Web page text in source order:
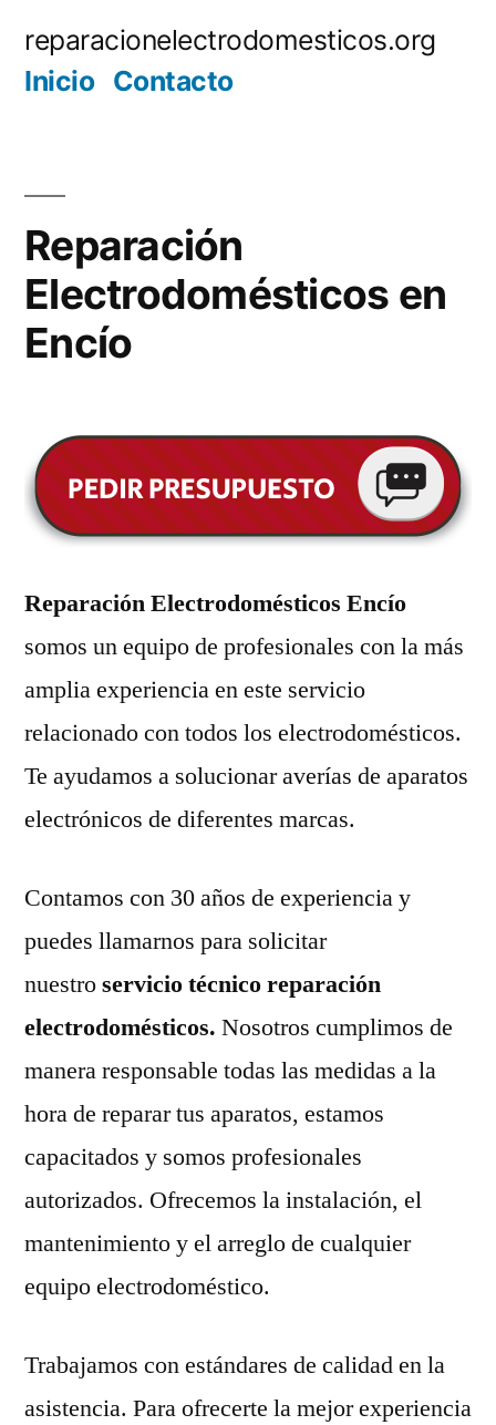
reparacionelectrodomesticos.org
Inicio Contacto
Reparación
Electrodomésticos en
Encío
Reparación Electrodomésticos Encío
somos un equipo de profesionales con la más
amplia experiencia en este servicio
relacionado con todos los electrodomésticos.
Te ayudamos a solucionar averías de aparatos
electrónicos de diferentes marcas.
Contamos con 30 años de experiencia y
puedes llamarnos para solicitar
nuestroservicio técnico reparación
electrodomésticos. Nosotros cumplimos de
manera responsable todas las medidas a la
hora de reparar tus aparatos, estamos
capacitados y somos profesionales
autorizados. Ofrecemos la instalación, el
mantenimiento y el arreglo de cualquier
equipo electrodoméstico.
Trabajamos con estándares de calidad en la
asistencia. Para ofrecerte la mejor experiencia